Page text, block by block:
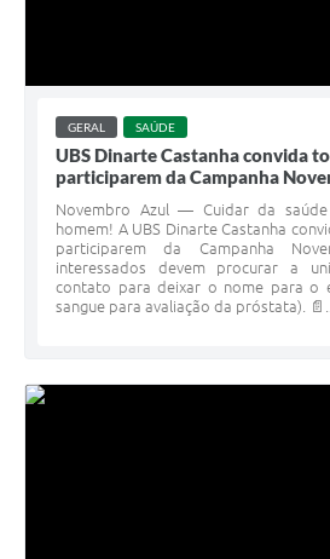
GERAL SAÚDE
UBS Dinarte Castanha convida
participarem da Campanha
Novembro Azul — Cuidar da
homem! A UBS Dinarte Castanha
participarem da Campanha
interessados devem procurar a
contato para deixar o nome para o
sangue para avaliação da próstata). 📄...